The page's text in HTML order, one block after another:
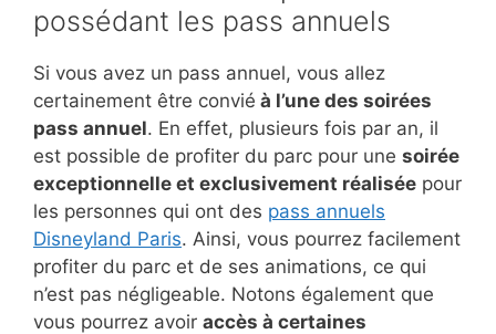
possédant les pass annuels
Si vous avez un pass annuel, vous allez
certainement être convié à l’une des soirées
pass annuel. En effet, plusieurs fois par an, il
est possible de profiter du parc pour une soirée
exceptionnelle et exclusivement réalisée pour
les personnes qui ont des pass annuels
Disneyland Paris. Ainsi, vous pourrez facilement
profiter du parc et de ses animations, ce qui
n’est pas négligeable. Notons également que
vous pourrez avoir accès à certaines